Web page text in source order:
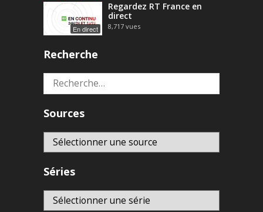
En direct
Regardez RT France en
direct
8,717 vues
Recherche
Rechercher :
Sources
Séries